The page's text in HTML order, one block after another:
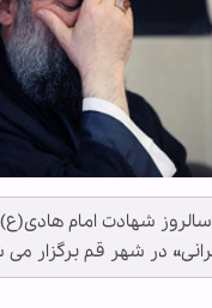
شهادت امام هادی(ع)
در شهر قم برگزار